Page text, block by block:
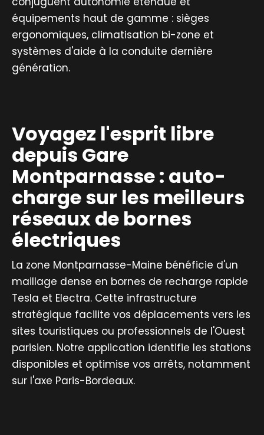
équipements haut de gamme : sièges
ergonomiques, climatisation bi-zone et
systèmes d'aide à la conduite dernière
génération.
Voyagez l'esprit libre
depuis Gare
Montparnasse : auto-
charge sur les meilleurs
réseaux de bornes
électriques
La zone Montparnasse-Maine bénéficie d'un
maillage dense en bornes de recharge rapide
Tesla et Electra. Cette infrastructure
stratégique facilite vos déplacements vers les
sites touristiques ou professionnels de l'Ouest
parisien. Notre application identifie les stations
disponibles et optimise vos arrêts, notamment
sur l'axe Paris-Bordeaux.